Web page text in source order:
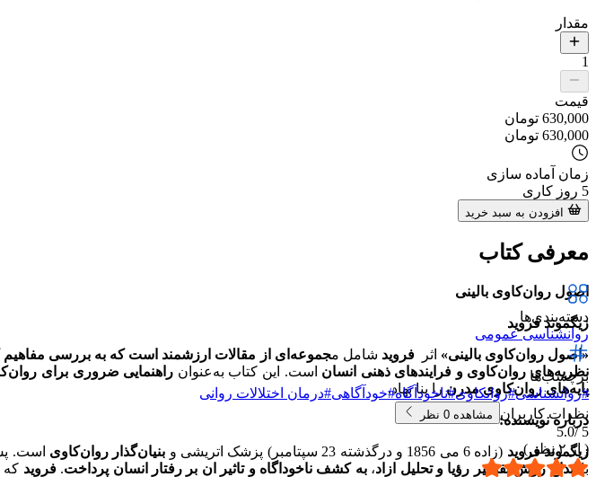
مقدار
1
قیمت
630,000 تومان
630,000 تومان
زمان آماده سازی
5 روز کاری
افزودن به سبد خرید
معرفی کتاب
اصول روان‌کاوی بالینی
زیگموند فروید
«اصول روان‌کاوی بالینی» اثرفروید شامل مجموعه‌ای از مقالات ارزشمند است که به بررسی مفاهیم
نظریه‌های روان‌کاوی و فرایندهای ذهنی انسان است. این کتاب به‌عنوان راهنمایی ضروری برای
پایه‌های روان‌کاوی مدرنرا بنا نهاد.
درباره نویسنده:
زیگموند فروید (زاده 6 می 1856 و درگذشته 23 سپتامبر) پزشک اتریشی و بنیان‌گذار روان‌کاوی است.
با ابداع روش تفسیر رؤیا و تحلیل ازاد،به کشف ناخوداگاه و تاثیر ان بر رفتار انسان پرداخت.فروید
دسته‌بندی‌ها
روانشناسی عمومی
برچسب‌ها
#روانشناسی#روانکاوی#ناخودآگاه#خودآگاهی#درمان اختلالات روانی
نظرات کاربران
مشاهده 0 نظر
5 /
5.0
( از ۲ نظر )